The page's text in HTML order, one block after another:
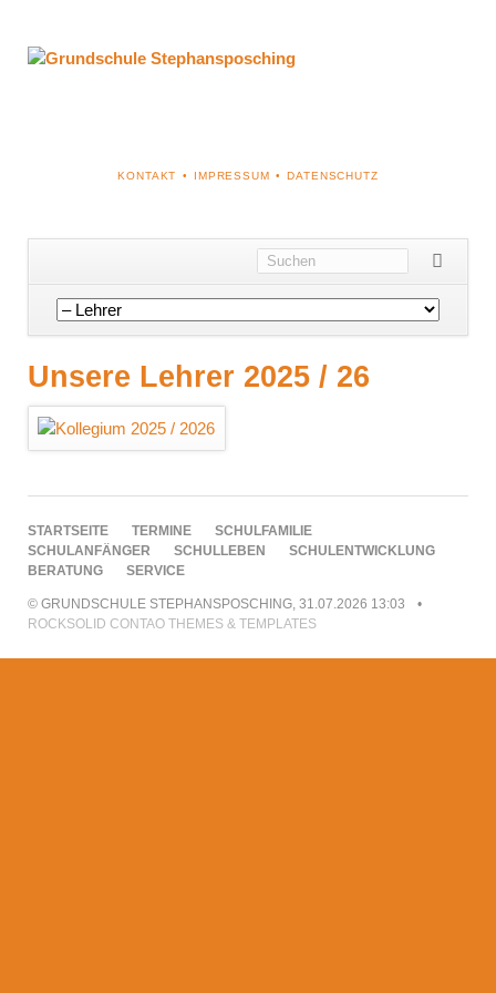
NAVIGATION
KONTAKT IMPRESSUM DATENSCHUTZ
Navigation
überspringen
Unsere Lehrer 2025 / 26
NAVIGATION
ÜBERSPRINGEN
STARTSEITE TERMINE
SCHULFAMILIE
SCHULANFÄNGER
SCHULLEBEN
SCHULENTWICKLUNG
BERATUNG
SERVICE
© GRUNDSCHULE STEPHANSPOSCHING, 31.07.2026 13:03
ROCKSOLID CONTAO THEMES & TEMPLATES